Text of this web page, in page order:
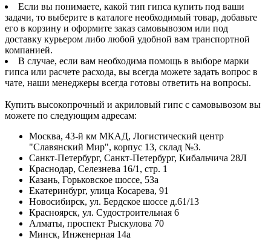
Если вы понимаете, какой тип гипса купить под ваши
задачи, то выберите в каталоге необходимый товар, добавьте
его в корзину и оформите заказ самовывозом или под
доставку курьером либо любой удобной вам транспортной
компанией.
В случае, если вам необходима помощь в выборе марки
гипса или расчете расхода, вы всегда можете задать вопрос в
чате, наши менеджеры всегда готовы ответить на вопросы.
Купить высокопрочный и акриловый гипс с самовывозом вы
можете по следующим адресам:
Москва, 43-й км МКАД, Логистический центр
"Славянский Мир", корпус 13, склад №3.
Санкт-Петербург, Санкт-Петербург, Кибальчича 28Л
Краснодар, Селезнева 16/1, стр. 1
Казань, Горьковское шоссе, 53а
Екатеринбург, улица Косарева, 91
Новосибирск, ул. Бердское шоссе д.61/13
Красноярск, ул. Судостроительная 6
Алматы, проспект Рыскулова 70
Минск, Инженерная 14а